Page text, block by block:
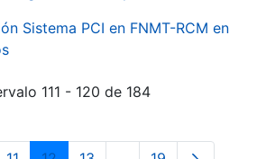
Sistema PCI en FNMT-RCM en
111 - 120 de 184